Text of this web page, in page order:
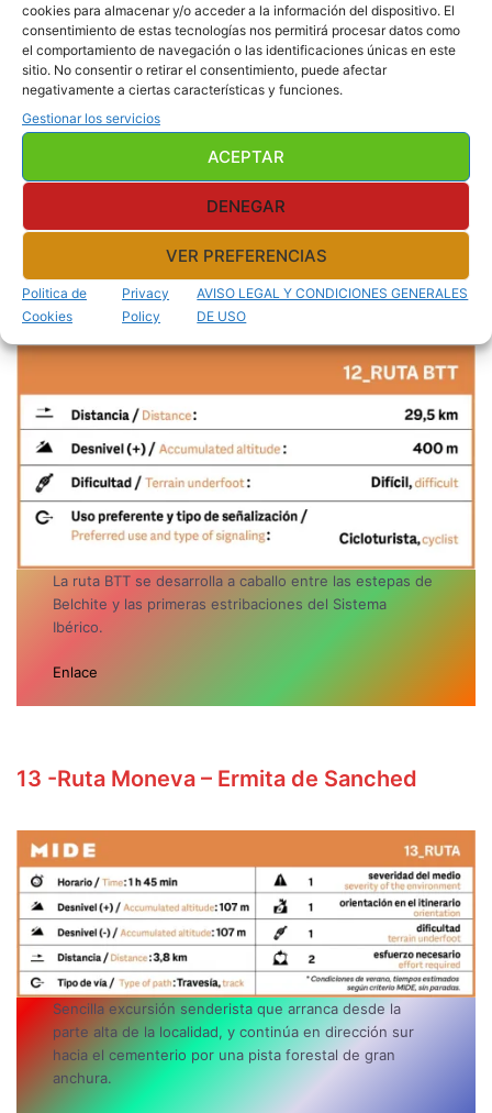
cookies para almacenar y/o acceder a la información del dispositivo. El
consentimiento de estas tecnologías nos permitirá procesar datos como
el comportamiento de navegación o las identificaciones únicas en este
sitio. No consentir o retirar el consentimiento, puede afectar
negativamente a ciertas características y funciones.
Gestionar los servicios
ACEPTAR
DENEGAR
VER PREFERENCIAS
Politica de
Cookies
Privacy
Policy
AVISO LEGAL Y CONDICIONES GENERALES
DE USO
Esta ruta es una de las más agrestes y desconocidas
de la comarca. La variedad de paisajes marca la
-Ruta BTT Miradores Embalse de
Moneva
La ruta BTT se desarrolla a caballo entre las estepas de
Belchite y las primeras estribaciones del Sistema
Ibérico.
Enlace
13 -Ruta Moneva – Ermita de Sanched
Sencilla excursión senderista que arranca desde la
parte alta de la localidad, y continúa en dirección sur
hacia el cementerio por una pista forestal de gran
anchura.